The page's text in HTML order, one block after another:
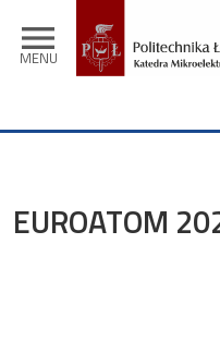
menu
MENU
EUROATOM